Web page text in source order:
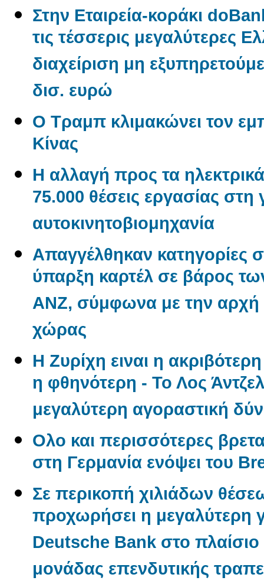
Στην Εταιρεία-κοράκι
τις τέσσερις μεγαλύτερες
διαχείριση μη
δισ. ευρώ
Ο Τραμπ κλιμακώνει τον
Κίνας
Η αλλαγή προς τα ηλεκτρικά
75.000 θέσεις εργασίας στη
αυτοκινητοβιομηχανία
Απαγγέλθηκαν κατηγορίες
ύπαρξη καρτέλ σε βάρος
ANZ, σύμφωνα με την αρχή
χώρας
Η Ζυρίχη ειναι η
η φθηνότερη - Το Λος
μεγαλύτερη αγοραστική
Ολο και περισσότερες
στη Γερμανία ενόψει του
Σε περικοπή χιλιάδων
προχωρήσει η μεγαλύτερη
Deutsche Bank στο
μονάδας επενδυτικής